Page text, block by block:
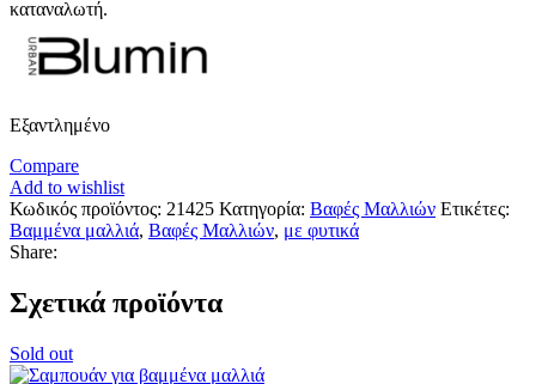
καταναλωτή.
Εξαντλημένο
Compare
Add to wishlist
Κωδικός προϊόντος: 21425 Κατηγορία: Βαφές Μαλλιών Ετικέτες:
Βαμμένα μαλλιά, Βαφές Μαλλιών, με φυτικά
Share:
Σχετικά προϊόντα
Sold out